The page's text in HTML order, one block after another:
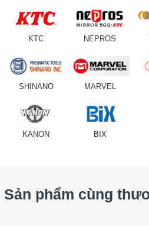
KTC NEPROS
SHINANO MARVEL
KANON BIX
Sản phẩm cùng